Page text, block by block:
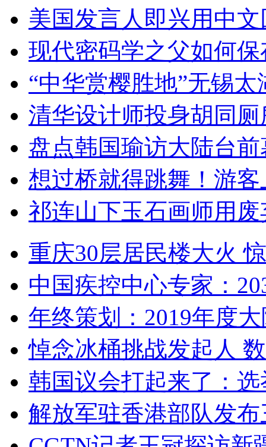
美国发言人即兴用中
现代密码学之父如何
“中华赏樱胜地”无锡
清华设计师投身胡同
盘点韩国瑜访大陆台
想过桥就得跳舞！游客
祁连山下玉石画师用
重庆30层居民楼大火
中国疾控中心专家：
年终策划：2019年度
悼念冰桶挑战发起人
韩国议会打起来了：
解放军驻香港部队发